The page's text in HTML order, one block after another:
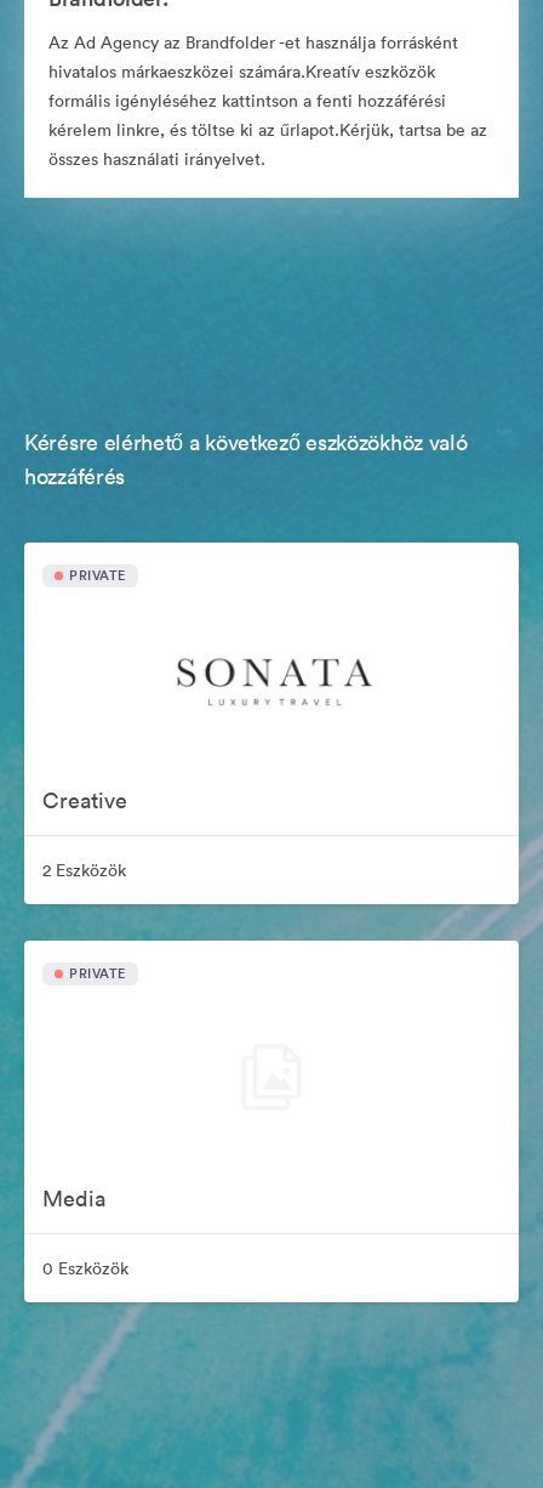
Az Ad Agency az Brandfolder -et használja forrásként
hivatalos márkaeszközei számára.Kreatív eszközök
formális igényléséhez kattintson a fenti hozzáférési
kérelem linkre, és töltse ki az űrlapot.Kérjük, tartsa be az
összes használati irányelvet.
Kérésre elérhető a következő eszközökhöz való
hozzáférés
PRIVATE
Creative
2 Eszközök
PRIVATE
Media
0 Eszközök